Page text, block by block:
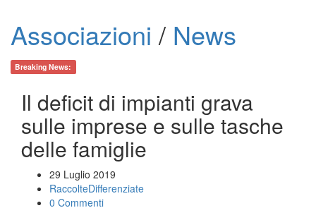
Associazioni / News
Breaking News:
Il deficit di impianti grava
sulle imprese e sulle tasche
delle famiglie
29 Luglio 2019
RaccolteDifferenziate
0 Commenti